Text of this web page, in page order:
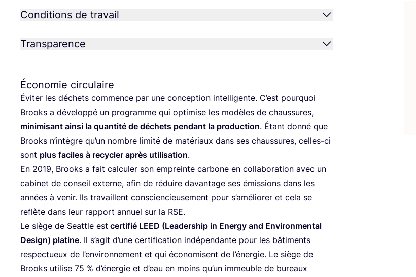
Conditions de travail
Transparence
Économie circulaire
Évi­ter les déchets com­mence par une concep­tion intel­li­gente. C’est pour­quoi
Brooks a déve­lop­pé un pro­gramme qui opti­mise les modèles de chaus­sures,
mini­mi­sant ain­si la quan­ti­té de déchets pen­dant la pro­duc­tion. Étant don­né que
Brooks n’in­tègre qu’un nombre limi­té de maté­riaux dans ses chaus­sures, celles-ci
sont plus faciles à recy­cler après uti­li­sa­tion.
En 2019, Brooks a fait cal­cu­ler son empreinte car­bone en col­la­bo­ra­tion avec un
cabi­net de conseil externe, afin de réduire davan­tage ses émis­sions dans les
années à venir. Ils tra­vaillent conscien­cieu­se­ment pour s’a­mé­lio­rer et cela se
reflète dans leur rap­port annuel sur la RSE.
Le siège de Seat­tle est cer­ti­fié LEED (Lea­der­ship in Ener­gy and Envi­ron­men­tal
Desi­gn) pla­tine. Il s’a­git d’une cer­ti­fi­ca­tion indé­pen­dante pour les bâti­ments
res­pec­tueux de l’en­vi­ron­ne­ment et qui éco­no­misent de l’énergie. Le siège de
Brooks uti­lise 75 % d’éner­gie et d’eau en moins qu’un immeuble de bureaux